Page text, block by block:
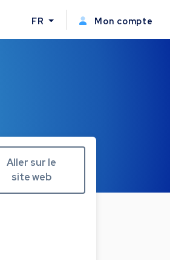
FR Mon compte
Aller sur le
site web